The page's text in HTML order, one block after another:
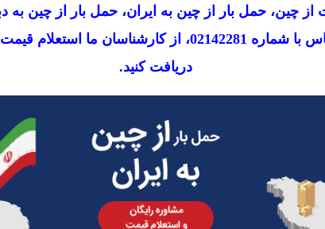
چین، حمل بار از چین به ایران، حمل بار از چین به
را دارید، می‌توان با تماس با شماره 02142281، از
دریافت کنید.